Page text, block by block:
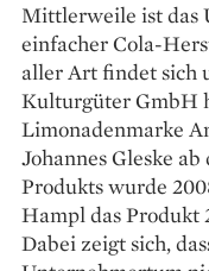
Mittlerweile ist das
einfacher Cola-
aller Art findet sich
Kulturgüter GmbH
Limonadenmarke
Johannes Gleske
Produkts wurde
Hampl das Produkt
Dabei zeigt sich,